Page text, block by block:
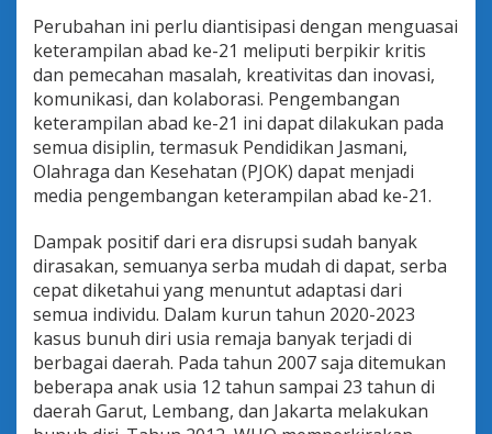
n
R
e
s
i
l
i
e
s
Perubahan ini perlu diantisipasi dengan menguasai
keterampilan abad ke-21 meliputi berpikir kritis
dan pemecahan masalah, kreativitas dan inovasi,
komunikasi, dan kolaborasi. Pengembangan
keterampilan abad ke-21 ini dapat dilakukan pada
semua disiplin, termasuk Pendidikan Jasmani,
Olahraga dan Kesehatan (PJOK) dapat menjadi
media pengembangan keterampilan abad ke-21.
Dampak positif dari era disrupsi sudah banyak
dirasakan, semuanya serba mudah di dapat, serba
cepat diketahui yang menuntut adaptasi dari
semua individu. Dalam kurun tahun 2020-2023
kasus bunuh diri usia remaja banyak terjadi di
berbagai daerah. Pada tahun 2007 saja ditemukan
beberapa anak usia 12 tahun sampai 23 tahun di
daerah Garut, Lembang, dan Jakarta melakukan